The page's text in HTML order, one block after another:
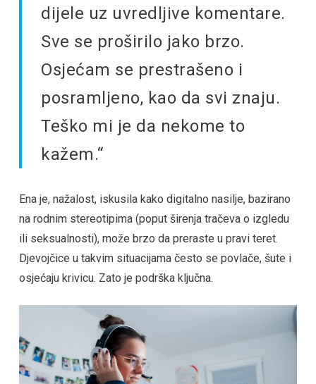
dijele uz uvredljive komentare.
Sve se proširilo jako brzo.
Osjećam se prestrašeno i
posramljeno, kao da svi znaju.
Teško mi je da nekome to
kažem.“
Ena je, nažalost, iskusila kako digitalno nasilje, bazirano
na rodnim stereotipima (poput širenja tračeva o izgledu
ili seksualnosti), može brzo da preraste u pravi teret.
Djevojčice u takvim situacijama često se povlače, šute i
osjećaju krivicu. Zato je podrška ključna.